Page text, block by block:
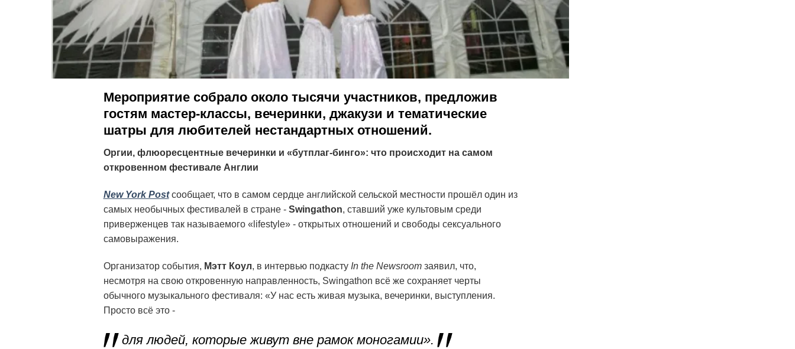
Мероприятие собрало около тысячи участников, предложив
гостям мастер-классы, вечеринки, джакузи и тематические
шатры для любителей нестандартных отношений.
Оргии, флюоресцентные вечеринки и «бутплаг-бинго»: что происходит на самом
откровенном фестивале Англии
New York Postcообщает, что в самом сердце английской сельской местности прошёл один из
самых необычных фестивалей в стране - Swingathon, ставший уже культовым среди
приверженцев так называемого «lifestyle» - открытых отношений и свободы сексуального
самовыражения.
Организатор события, Мэтт Коул, в интервью подкасту In the Newsroomзаявил, что,
несмотря на свою откровенную направленность, Swingathon всё же сохраняет черты
обычного музыкального фестиваля: «У нас есть живая музыка, вечеринки, выступления.
Просто всё это -
для людей, которые живут вне рамок моногамии».